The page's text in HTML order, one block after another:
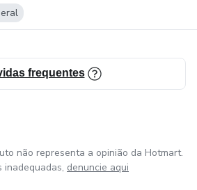
frequentes
não representa a opinião da Hotmart.
inadequadas, denuncie aqui